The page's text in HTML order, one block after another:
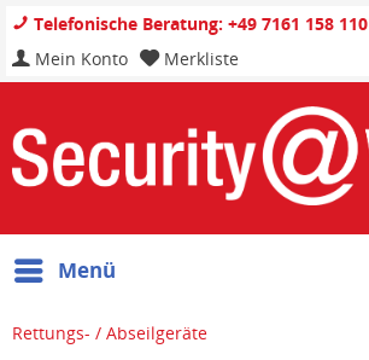
Telefonische Beratung: +49 7161 158 110
Mein Konto Merkliste
Menü
Rettungs- / Abseilgeräte